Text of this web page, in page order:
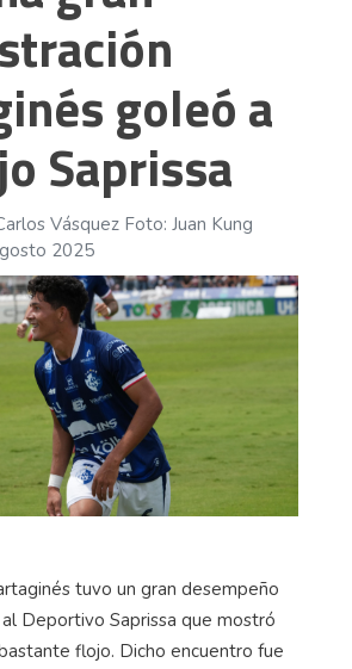
goleó a
Saprissa
Vásquez Foto: Juan Kung
2025
tuvo un gran desempeño
Deportivo Saprissa que mostró
flojo. Dicho encuentro fue